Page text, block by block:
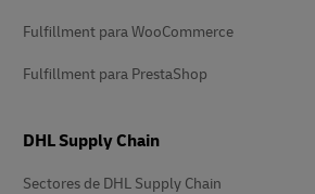
Fulfillment para WooCommerce
Fulfillment para PrestaShop
DHL Supply Chain
Sectores de DHL Supply Chain